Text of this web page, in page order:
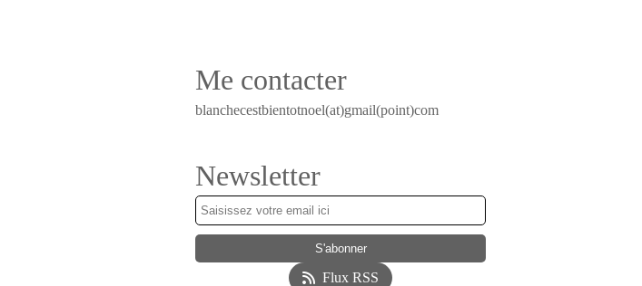
Me contacter
blanchecestbientotnoel(at)gmail(point)com
Newsletter
Flux RSS